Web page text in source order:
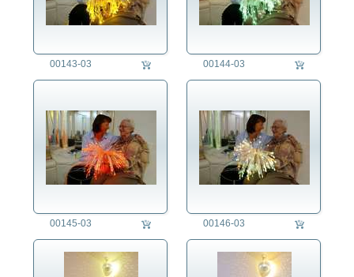
00143-03 00144-03
00145-03 00146-03